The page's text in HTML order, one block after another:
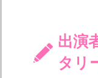
出演
タリ